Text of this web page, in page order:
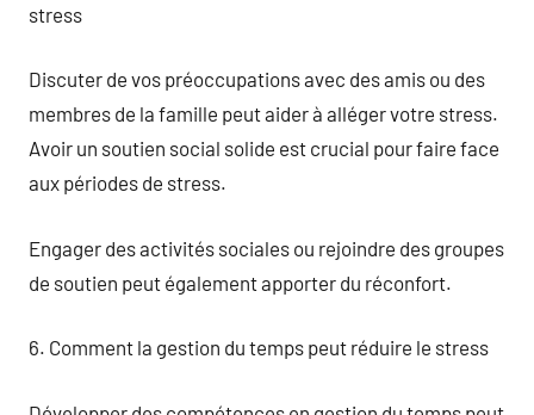
stress
Discuter de vos préoccupations avec des amis ou des
membres de la famille peut aider à alléger votre stress.
Avoir un soutien social solide est crucial pour faire face
aux périodes de stress.
Engager des activités sociales ou rejoindre des groupes
de soutien peut également apporter du réconfort.
6. Comment la gestion du temps peut réduire le stress